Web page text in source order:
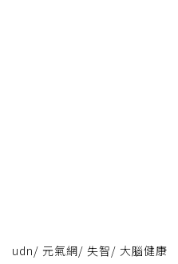
udn/ 元氣網/ 失智/ 大腦健康